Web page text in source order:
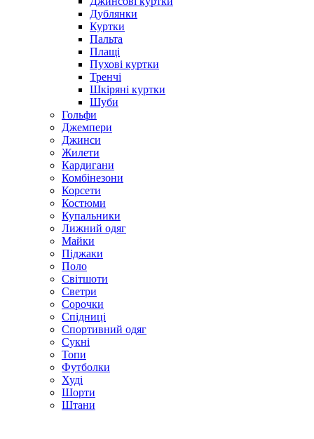
Дублянки
Куртки
Пальта
Плащі
Пухові куртки
Тренчі
Шкіряні куртки
Шуби
Гольфи
Джемпери
Джинси
Жилети
Кардигани
Комбінезони
Корсети
Костюми
Купальники
Лижний одяг
Майки
Піджаки
Поло
Світшоти
Светри
Сорочки
Спідниці
Спортивний одяг
Сукні
Топи
Футболки
Худі
Шорти
Штани